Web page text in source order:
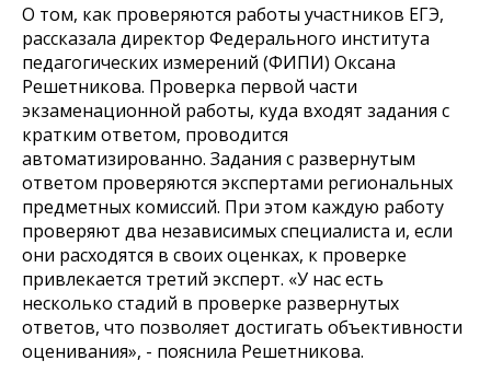
О том, как проверяются работы участников ЕГЭ,
рассказала директор Федерального института
педагогических измерений (ФИПИ) Оксана
Решетникова. Проверка первой части
экзаменационной работы, куда входят задания с
кратким ответом, проводится
автоматизированно. Задания с развернутым
ответом проверяются экспертами региональных
предметных комиссий. При этом каждую работу
проверяют два независимых специалиста и, если
они расходятся в своих оценках, к проверке
привлекается третий эксперт. «У нас есть
несколько стадий в проверке развернутых
ответов, что позволяет достигать объективности
оценивания», - пояснила Решетникова.